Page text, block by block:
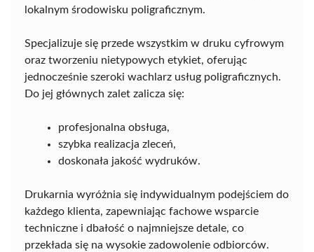
lokalnym środowisku poligraficznym.
Specjalizuje się przede wszystkim w druku cyfrowym
oraz tworzeniu nietypowych etykiet, oferując
jednocześnie szeroki wachlarz usług poligraficznych.
Do jej głównych zalet zalicza się:
profesjonalna obsługa,
szybka realizacja zleceń,
doskonała jakość wydruków.
Drukarnia wyróżnia się indywidualnym podejściem do
każdego klienta, zapewniając fachowe wsparcie
techniczne i dbałość o najmniejsze detale, co
przekłada się na wysokie zadowolenie odbiorców.